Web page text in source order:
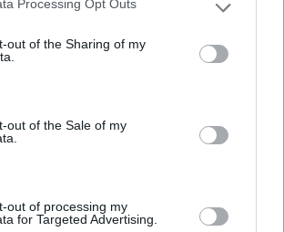
website/app uses one or more Google
visit or usage behaviour. You may click to
to Google and its third-party tags to
below specified purposes in below Google
Processing Opt Outs
out of the Sharing of my
out of the Sale of my
out of processing my
for Targeted Advertising.
Montano